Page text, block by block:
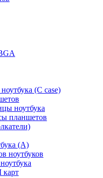
(С case)
ноутбука
планшетов
(A)
ноутбуков
карт